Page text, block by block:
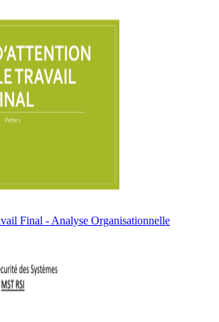
Final - Analyse Organisationnelle